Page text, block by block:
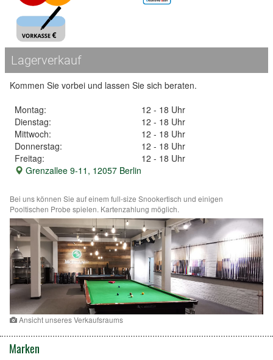
Lagerverkauf
Kommen Sie vorbei und lassen Sie sich beraten.
Montag:
12 - 18 Uhr
Dienstag:
12 - 18 Uhr
Mittwoch:
12 - 18 Uhr
Donnerstag:
12 - 18 Uhr
Freitag:
12 - 18 Uhr
Grenzallee 9-11, 12057 Berlin
Bei uns können Sie auf einem full-size Snookertisch und einigen
Pooltischen Probe spielen. Kartenzahlung möglich.
Ansicht unseres Verkaufsraums
Marken